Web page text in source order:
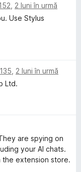
2 luni în urmă
Use Stylus
2 luni în urmă
Ltd.
are spying on
your AI chats.
the extension store.